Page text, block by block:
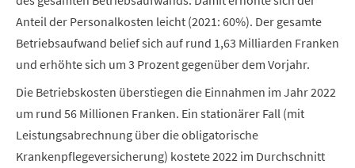
Anteil der Personalkosten leicht (2021: 60%). Der gesamte
Betriebsaufwand belief sich auf rund 1,63 Milliarden Franken
und erhöhte sich um 3 Prozent gegenüber dem Vorjahr.
Die Betriebskosten überstiegen die Einnahmen im Jahr 2022
um rund 56 Millionen Franken. Ein stationärer Fall (mit
Leistungsabrechnung über die obligatorische
Krankenpflegeversicherung) kostete 2022 im Durchschnitt